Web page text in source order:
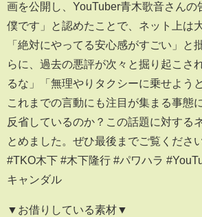
画を公開し、YouTuber青木歌音さんの
僕です」と認めたことで、ネット上は
「絶対にやってる安心感がすごい」と
らに、過去の悪評が次々と掘り起こさ
るな」「無理やりタクシーに乗せよう
これまでの言動にも注目が集まる事態
反省しているのか？この話題に対する
とめました。ぜひ最後までご覧ください
#TKO木下 #木下隆行 #パワハラ
キャンダル
▼お借りしている素材▼